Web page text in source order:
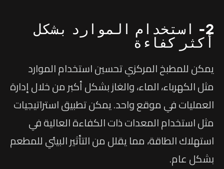
2- استخدام الموارد بشكل
أكثر كفاءة
يمكن للمطبخ المركزي تحسين استخدام الموارد
مثل الكهرباء، الماء، والغاز بشكل أكبر من خلال إدارة
العمليات في موقع واحد. يمكن تطبيق استراتيجيات
مثل استخدام المعدات ذات الكفاءة العالية في
استهلاك الطاقة، مما يقلل من التأثير البيئي للمطعم
بشكل عام.